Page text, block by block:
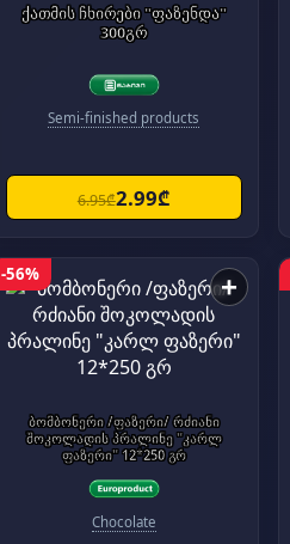
ქათმის ჩხირები "ფაზენდა"
300გრ
Semi-finished products
6.95₾2.99₾
-56% +
ბომბონერი /ფაზერი/ რძიანი
შოკოლადის პრალინე "კარლ
ფაზერი" 12*250 გრ
Chocolate